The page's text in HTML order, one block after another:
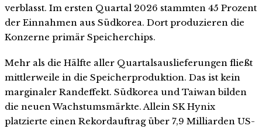
verblasst. Im ersten Quartal 2026 stammten 45 Prozent
der Einnahmen aus Südkorea. Dort produzieren die
Konzerne primär Speicherchips.
Mehr als die Hälfte aller Quartalsauslieferungen fließt
mittlerweile in die Speicherproduktion. Das ist kein
marginaler Randeffekt. Südkorea und Taiwan bilden
die neuen Wachstumsmärkte. Allein SK Hynix
platzierte einen Rekordauftrag über 7,9 Milliarden US-